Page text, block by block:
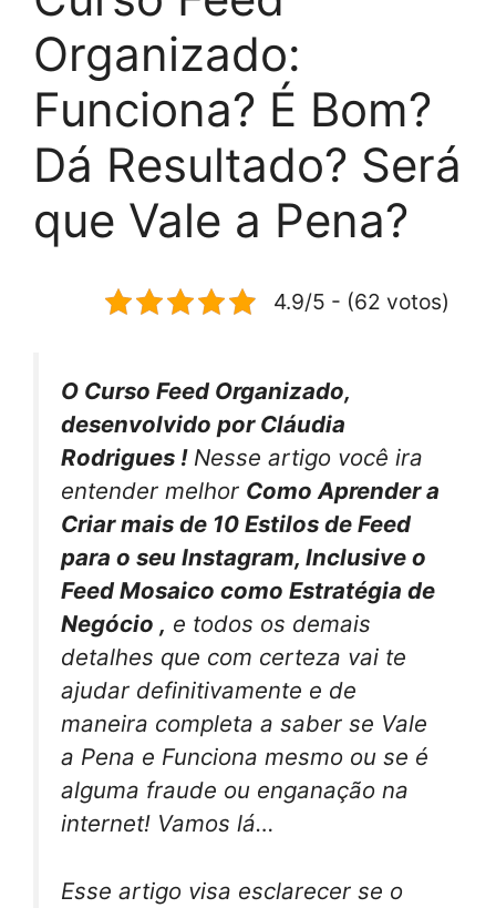
Organizado:
Funciona? É Bom?
Dá Resultado? Será
que Vale a Pena?
4.9/5 - (62 votos)
O Curso Feed Organizado,
desenvolvido por Cláudia
Rodrigues ! Nesse artigo você ira
entender melhor Como Aprender a
Criar mais de 10 Estilos de Feed
para o seu Instagram, Inclusive o
Feed Mosaico como Estratégia de
Negócio , e todos os demais
detalhes que com certeza vai te
ajudar definitivamente e de
maneira completa a saber se Vale
a Pena e Funciona mesmo ou se é
alguma fraude ou enganação na
internet! Vamos lá…
Esse artigo visa esclarecer se o